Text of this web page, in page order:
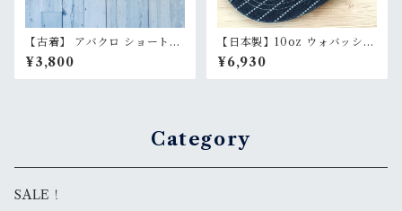
【古着】 アバクロ ショートパ
ンツ W28（実寸ウエスト78c
m） ベージュ 膝上丈 Abercr
ombie & Fitch コットン10
¥3,800
【日本製】10oz ウォバッシュ
デニム アーミーアンパイアキ
ャップ（新品 / Rank S）
¥6,930
Category
SALE！